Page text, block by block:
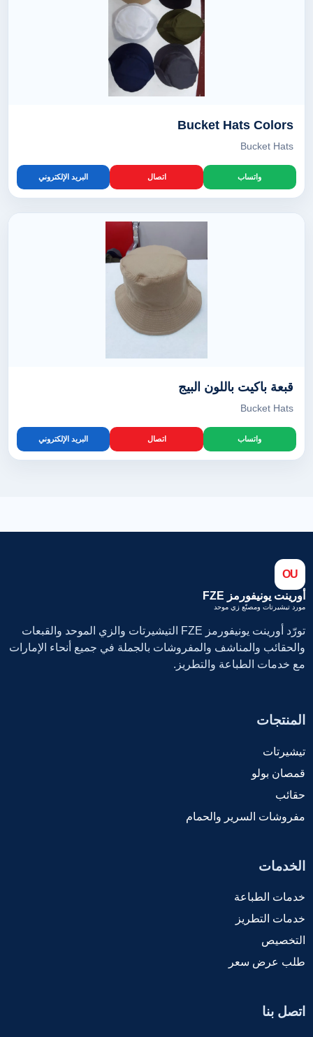
Bucket Hats Colors
Bucket Hats
واتساب اتصال البريد الإلكتروني
قبعة باكيت باللون البيج
Bucket Hats
واتساب اتصال البريد الإلكتروني
OU
أورينت يونيفورمز FZE
مورد تيشيرتات ومصنّع زي موحد
تورّد أورينت يونيفورمز FZE التيشيرتات والزي الموحد والقبعات
والحقائب والمناشف والمفروشات بالجملة في جميع أنحاء الإمارات
مع خدمات الطباعة والتطريز.
المنتجات
تيشيرتات
قمصان بولو
حقائب
مفروشات السرير والحمام
الخدمات
خدمات الطباعة
خدمات التطريز
التخصيص
طلب عرض سعر
اتصل بنا